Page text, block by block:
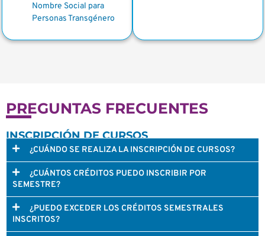
Nombre Social para
Personas Transgénero
PREGUNTAS FRECUENTES
INSCRIPCIÓN DE CURSOS
¿CUÁNDO SE REALIZA LA INSCRIPCIÓN DE CURSOS?
¿CUÁNTOS CRÉDITOS PUEDO INSCRIBIR POR
SEMESTRE?
¿PUEDO EXCEDER LOS CRÉDITOS SEMESTRALES
INSCRITOS?